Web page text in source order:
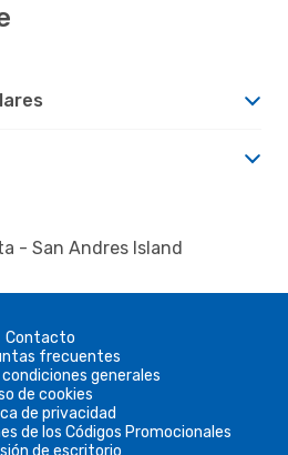
- San Andres Island
Contacto
frecuentes
generales
de cookies
de privacidad
de los Códigos Promocionales
de escritorio